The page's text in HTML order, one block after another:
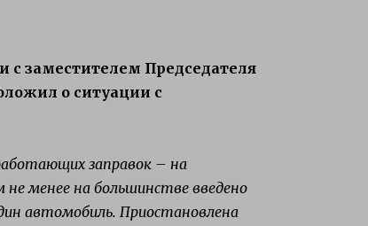
заместителем Председателя
о ситуации с
заправок – на
не менее на большинстве введено
автомобиль. Приостановлена